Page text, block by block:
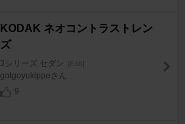
KODAK ネオコントラストレン
ズ
3シリーズ セダン [E46]
golgoyukippeさん
9